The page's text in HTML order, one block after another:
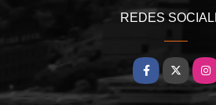
REDES
Facebook
X